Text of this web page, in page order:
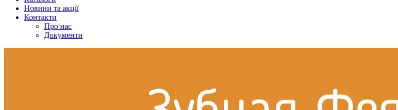
Новини та акції
Контакти
Про нас
Документи